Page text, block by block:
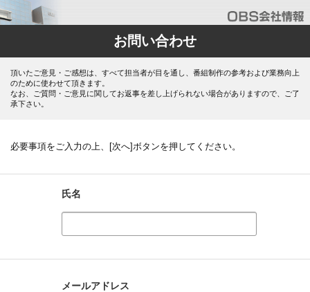
お問い合わせ
頂いたご意見・ご感想は、すべて担当者が目を通し、番組制作の参考および業務向上
のために使わせて頂きます。
なお、ご質問・ご意見に関してお返事を差し上げられない場合がありますので、ご了
承下さい。
必要事項をご入力の上、[次へ]ボタンを押してください。
氏名
メールアドレス